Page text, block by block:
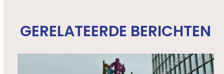
GERELATEERDE BERICHTEN